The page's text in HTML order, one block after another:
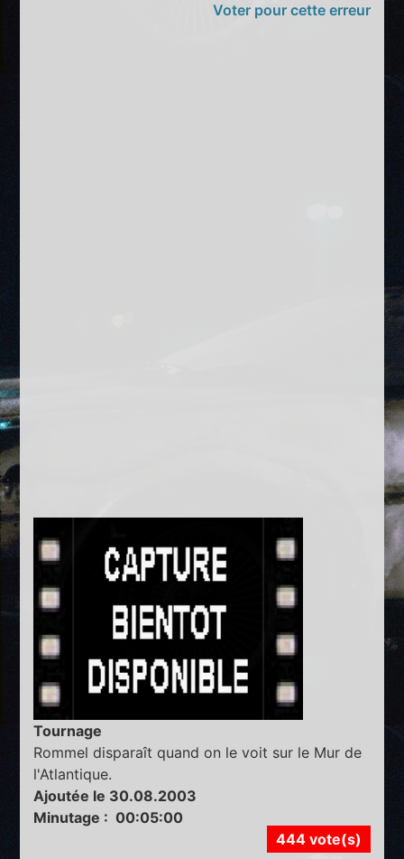
Voter pour cette erreur
Tournage
Rommel disparaît quand on le voit sur le Mur de
l'Atlantique.
Ajoutée le 30.08.2003
Minutage : 00:05:00
444 vote(s)